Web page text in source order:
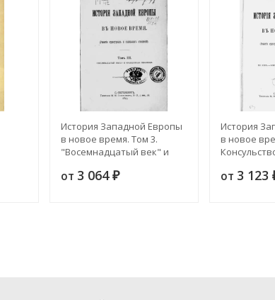
История Западной Европы
в новое время. Том 3.
"Восемнадцатый век" и
от 3 064 ₽
История
в новое
от 3 123